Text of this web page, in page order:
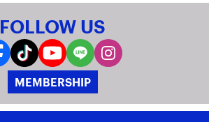
FOLLOW US
MEMBERSHIP